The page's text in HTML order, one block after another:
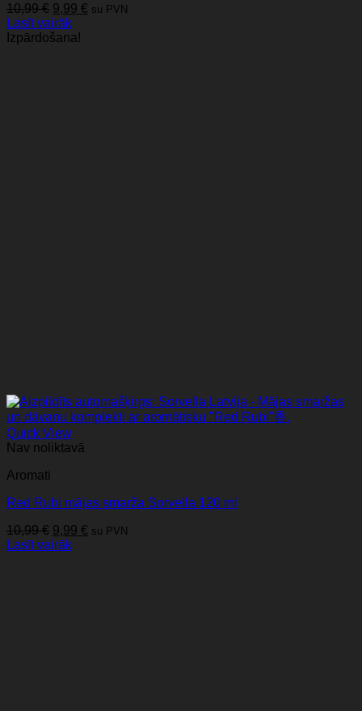
10,99€ Original
price
was:
9,99 € Current
su PVN
Lasīt vairāk
Izpārdošana!
Quick View
Nav noliktavā
Aromati
Red Rubi mājas smarža Sorvella 120 ml
10,99€ Original
price
9,99 € Current
su PVN
Lasīt vairāk